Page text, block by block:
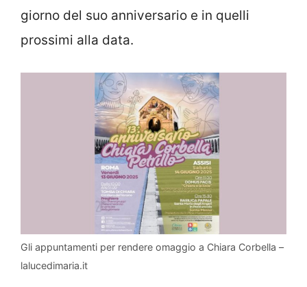
giorno del suo anniversario e in quelli
prossimi alla data.
Gli appuntamenti per rendere omaggio a Chiara Corbella –
lalucedimaria.it